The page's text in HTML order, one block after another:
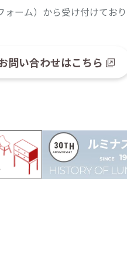
ォーム）から受け付けてお
問い合わせはこちら